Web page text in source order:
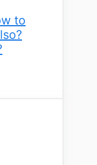
to